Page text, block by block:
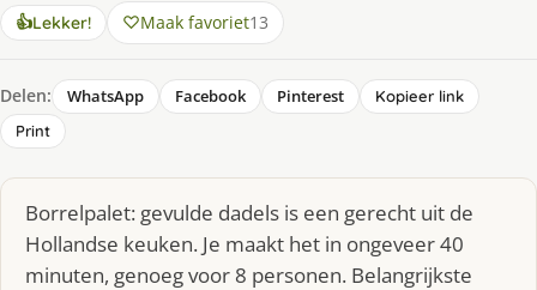
👍Lekker! Maak favoriet13
Delen: WhatsApp Facebook Pinterest
Kopieer link
Print
Borrelpalet: gevulde dadels is een gerecht uit de
Hollandse keuken. Je maakt het in ongeveer 40
minuten, genoeg voor 8 personen. Belangrijkste